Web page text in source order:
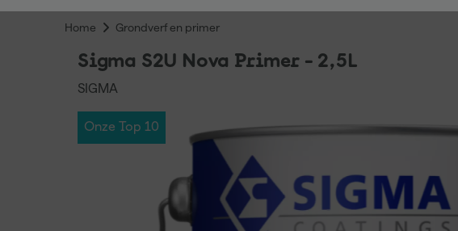
Home Grondverf en primer
Sigma S2U Nova Primer - 2,5L
SIGMA
Onze Top 10